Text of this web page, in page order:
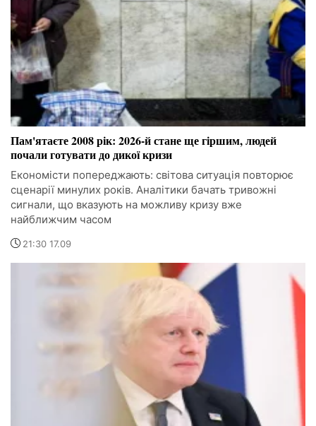
Пам'ятаєте 2008 рік: 2026-й стане ще гіршим, людей
почали готувати до дикої кризи
Економісти попереджають: світова ситуація повторює
сценарії минулих років. Аналітики бачать тривожні
сигнали, що вказують на можливу кризу вже
найближчим часом
21:30 17.09